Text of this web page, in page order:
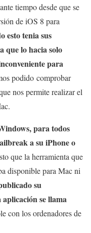
tiempo desde que se
de iOS 8 para
esto tenia sus
que lo hacia solo
para
podido comprobar
nos permite realizar el
para todos
a su iPhone o
que la herramienta que
disponible para Mac ni
su
aplicación se llama
con los ordenadores de